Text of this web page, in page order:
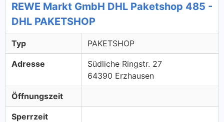
REWE Markt GmbH DHL Paketshop 485 -
DHL PAKETSHOP
Typ PAKETSHOP
Adresse
Südliche Ringstr. 27
64390 Erzhausen
Öffnungszeit
Sperrzeit